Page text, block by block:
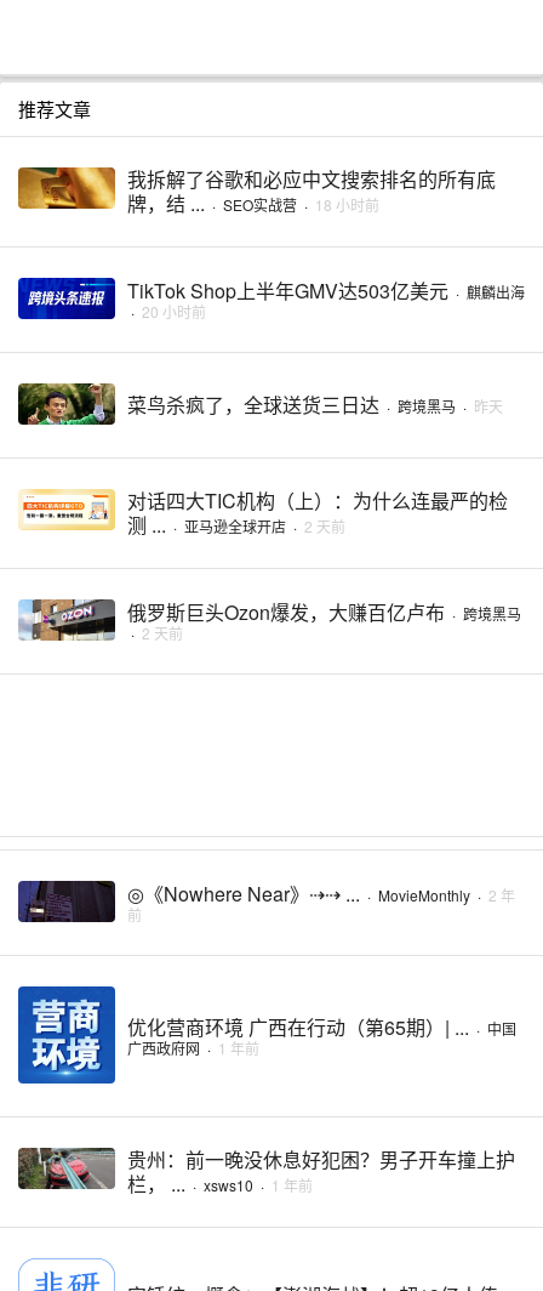
推荐文章
我拆解了谷歌和必应中文搜索排名的所有底
牌，结 ... · SEO实战营 · 18 小时前
TikTok Shop上半年GMV达503亿美元 · 麒麟出海
· 20 小时前
菜鸟杀疯了，全球送货三日达 · 跨境黑马 · 昨天
对话四大TIC机构（上）：为什么连最严的检
测 ... · 亚马逊全球开店 · 2 天前
俄罗斯巨头Ozon爆发，大赚百亿卢布 · 跨境黑马
· 2 天前
◎《Nowhere Near》⇢⇢ ... · MovieMonthly · 2 年
前
优化营商环境 广西在行动（第65期）| ... · 中国
广西政府网 · 1 年前
贵州：前一晚没休息好犯困？男子开车撞上护
栏， ... · xsws10 · 1 年前